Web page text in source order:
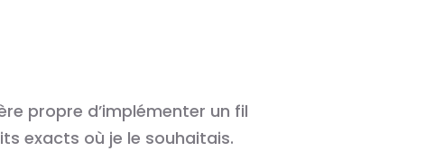
propre d’implémenter un fil
exacts où je le souhaitais.